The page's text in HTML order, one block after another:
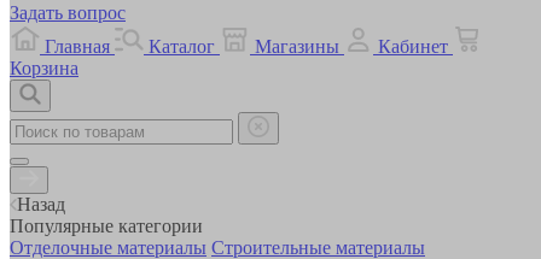
Задать вопрос
Главная
Каталог Магазины
Кабинет
Корзина
Назад
Популярные категории
Отделочные материалы Строительные материалы